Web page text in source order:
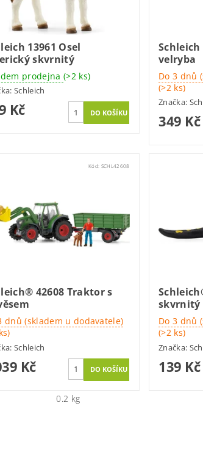
13961 Osel
skvrnitý
prodejna (>2 ks)
Schleich
Kč
Schleich
velryba
Do 3 dnů
(>2 ks)
Značka:
349 Kč
Kód: SCHL42608
42608 Traktor s
dnů (skladem u dodavatele)
Schleich
Kč
skvrnitý
Do 3 dnů
(>2 ks)
Značka:
139 Kč
0.2 kg